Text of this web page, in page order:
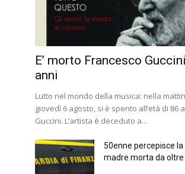
E’ morto Francesco
anni
Lutto nel mondo della musica: nella
giovedì 6 agosto, si è spento all’età di 86
Guccini. L’artista è deceduto a...
50enne percepisce
madre morta da oltre